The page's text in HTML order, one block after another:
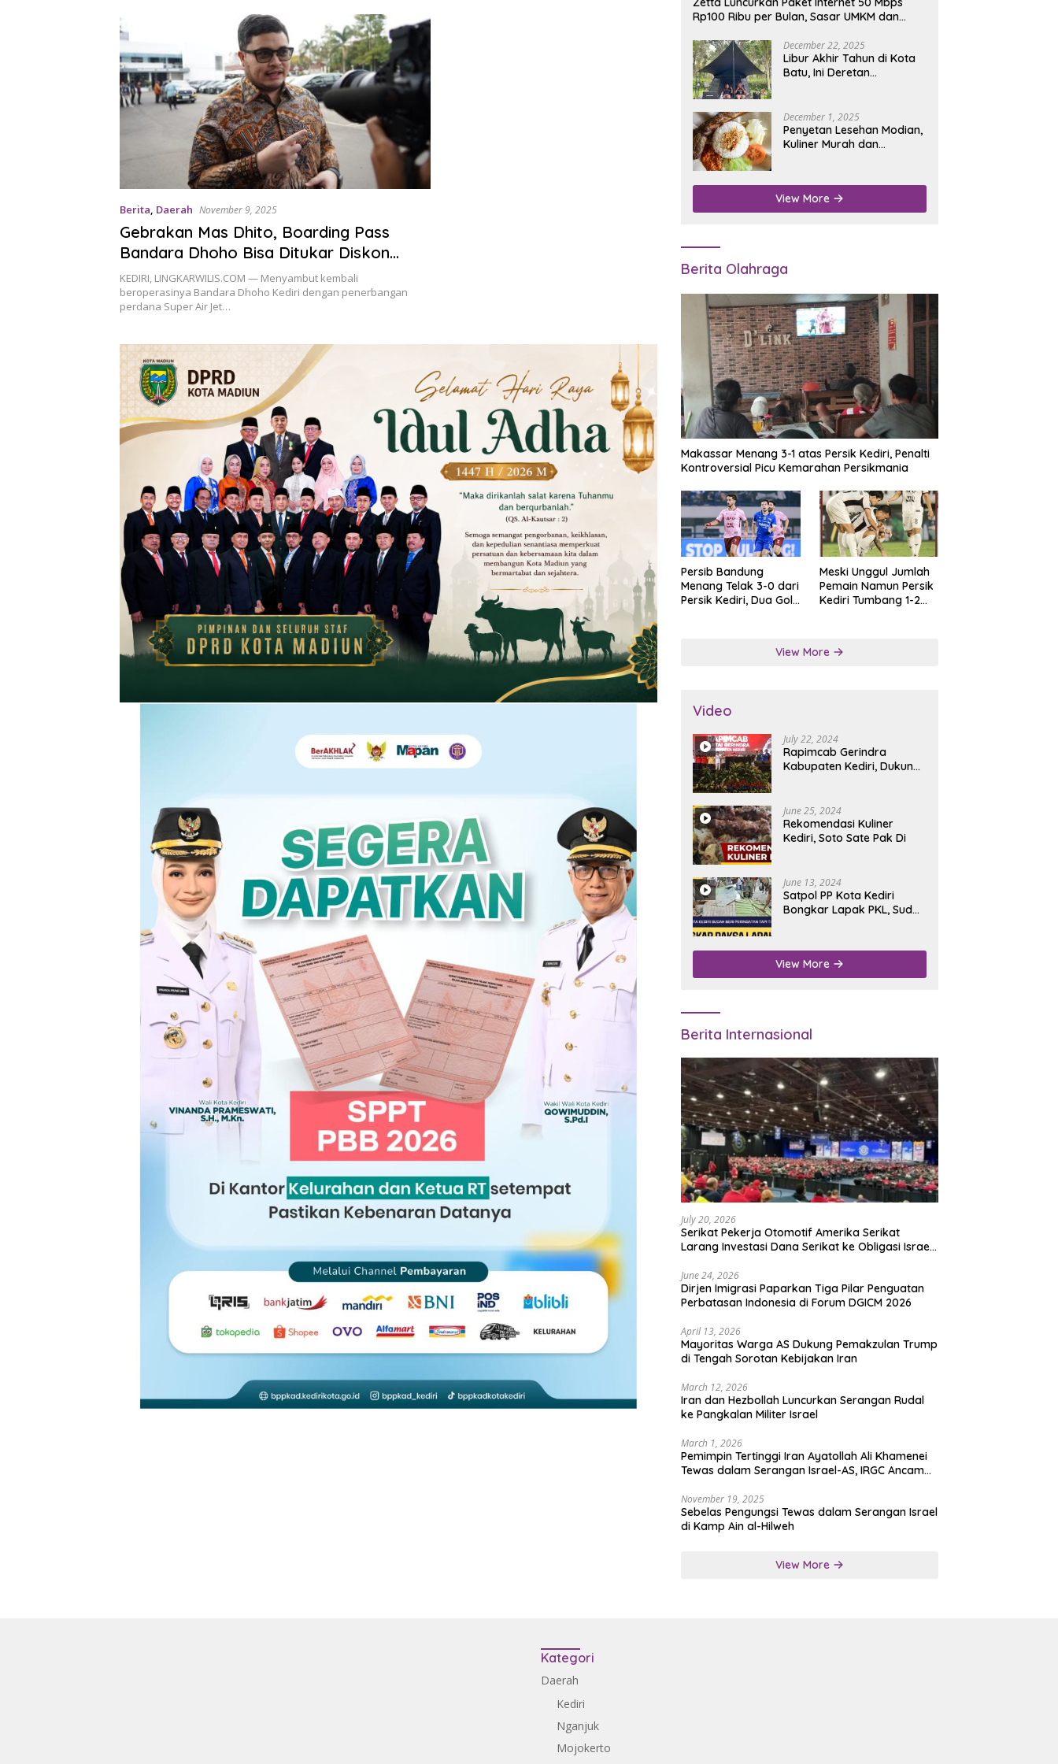
Berita, Daerah November 9, 2025
Gebrakan Mas Dhito, Boarding Pass
Bandara Dhoho Bisa Ditukar Diskon
Hotel dan Tiket Wisata Gratis
KEDIRI, LINGKARWILIS.COM — Menyambut kembali
beroperasinya Bandara Dhoho Kediri dengan penerbangan
perdana Super Air Jet…
Rp100 Ribu per Bulan, Sasar UMKM dan
December 22, 2025
Libur Akhir Tahun di Kota
Batu, Ini Deretan
December 1, 2025
Penyetan Lesehan Modian,
Kuliner Murah dan
Nganjuk
View More
Berita Olahraga
Makassar Menang 3-1 atas Persik Kediri, Penalti
Kontroversial Picu Kemarahan Persikmania
Persib Bandung
Menang Telak 3-0 dari
Persik Kediri, Dua Gol
Meski Unggul Jumlah
Pemain Namun Persik
Kediri Tumbang 1-2
View More
Video
July 22, 2024
Rapimcab Gerindra
Kabupaten Kediri, Dukung
June 25, 2024
Rekomendasi Kuliner
Kediri, Soto Sate Pak Di
June 13, 2024
Satpol PP Kota Kediri
Bongkar Lapak PKL, Sudah
View More
Berita Internasional
July 20, 2026
Serikat Pekerja Otomotif Amerika Serikat
Larang Investasi Dana Serikat ke Obligasi Israel,
June 24, 2026
Dirjen Imigrasi Paparkan Tiga Pilar Penguatan
Perbatasan Indonesia di Forum DGICM 2026
April 13, 2026
Mayoritas Warga AS Dukung Pemakzulan Trump
di Tengah Sorotan Kebijakan Iran
March 12, 2026
Iran dan Hezbollah Luncurkan Serangan Rudal
ke Pangkalan Militer Israel
March 1, 2026
Pemimpin Tertinggi Iran Ayatollah Ali Khamenei
Tewas dalam Serangan Israel-AS, IRGC Ancam
November 19, 2025
Sebelas Pengungsi Tewas dalam Serangan Israel
di Kamp Ain al-Hilweh
View More
Kategori
Daerah
Kediri
Nganjuk
Mojokerto